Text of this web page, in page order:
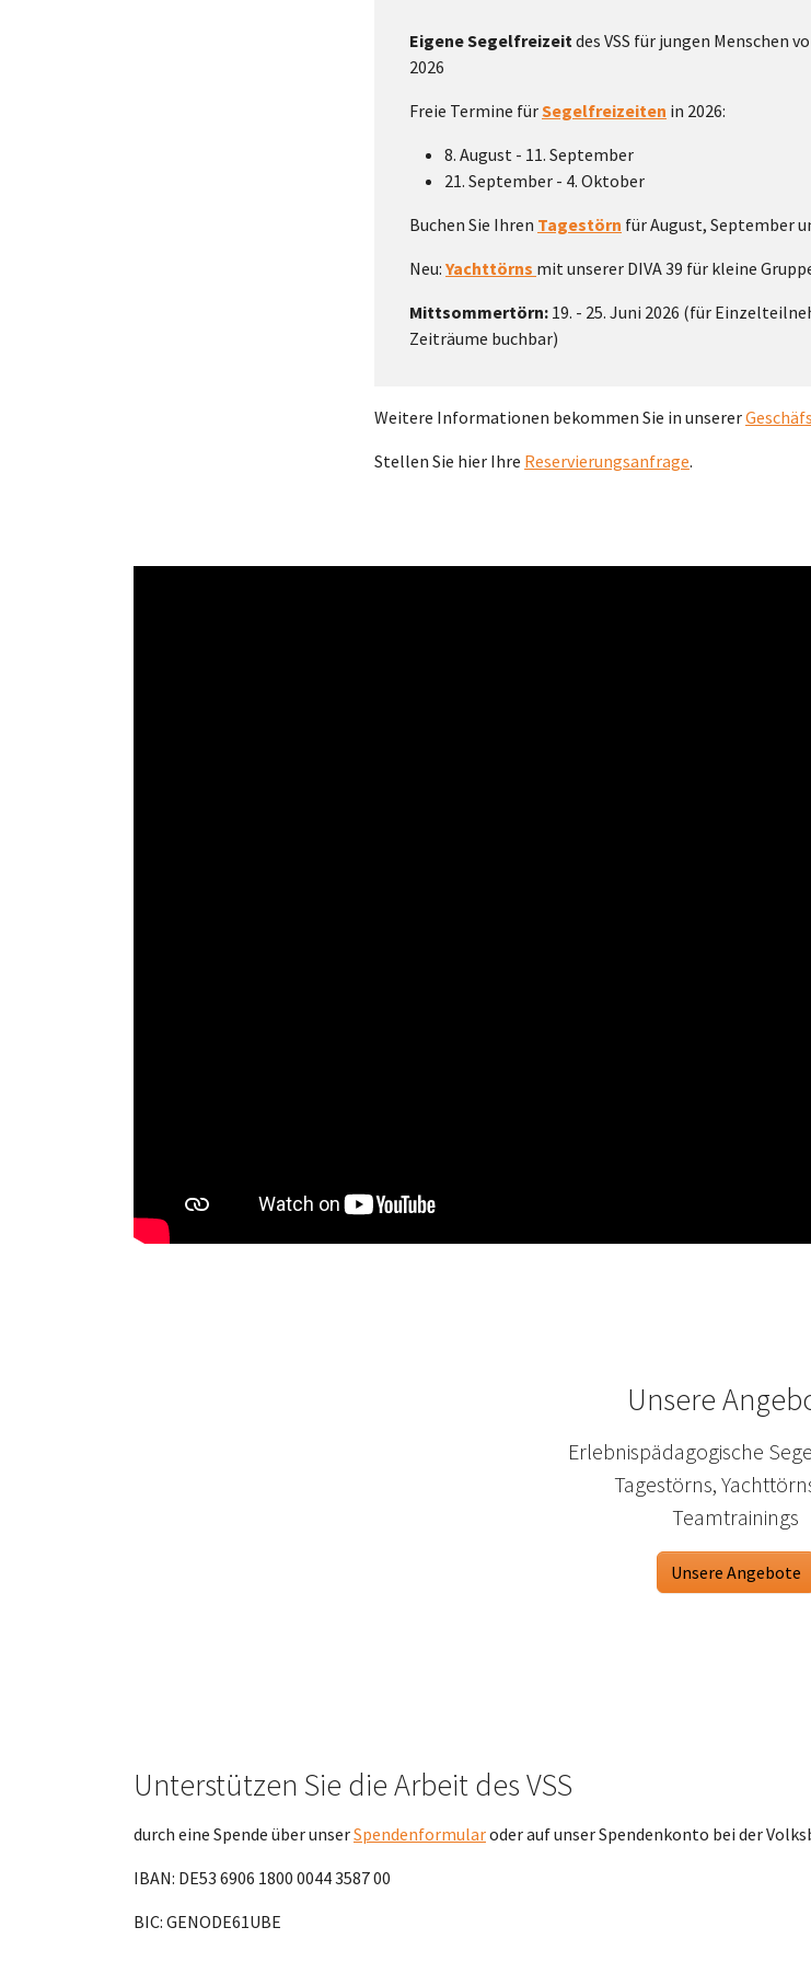
Eigene Segelfreizeit des VSS für jungen Menschen
2026
Freie Termine fürSegelfreizeiten in 2026:
8. August - 11. September
21. September - 4. Oktober
Buchen Sie Ihren Tagestörn für August, September
Neu: Yachttörns mit unserer DIVA 39 für kleine
Mittsommertörn: 19. - 25. Juni 2026 (für
Zeiträume buchbar)
Weitere Informationen bekommen Sie in unserer
Stellen Sie hier Ihre Reservierungsanfrage.
Unsere
Erlebnispädagogische
Tagestörns,
Teamtrainings
Unsere Angebote
Unterstützen Sie die Arbeit des VSS
durch eine Spende über unserSpendenformularoder auf unser Spendenkonto bei der
IBAN: DE53 6906 1800 0044 3587 00
BIC: GENODE61UBE